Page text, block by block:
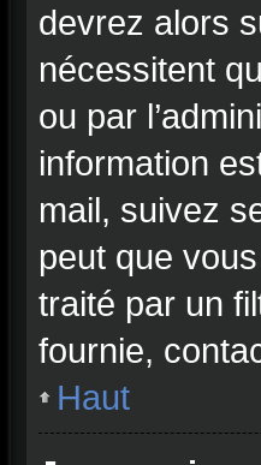
devrez alors
nécessitent
ou par
information
mail, suivez
peut que
traité par un
fournie,
Haut